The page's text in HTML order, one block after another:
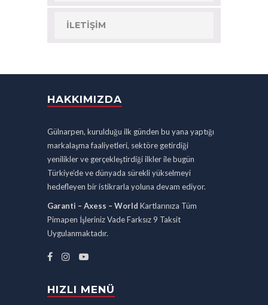
İLETIŞIM
HAKKIMIZDA
Gülnarpen, kurulduğu ilk günden bu yana yaptığı
markalaşma faaliyetleri, sektöre getirdiği
yenilikler ve gerçekleştirdiği ilkler ile bugün
Türkiye’de ve dünyada sürekli yükselmeyi
hedefleyen bir istikrarla yoluna devam ediyor.
Garanti – Axess – World Kartlarınıza Tüm
Pimapen İşleriniz Vade Farksız 9 Taksit
Uygulanmaktadır.
HIZLI MENÜ